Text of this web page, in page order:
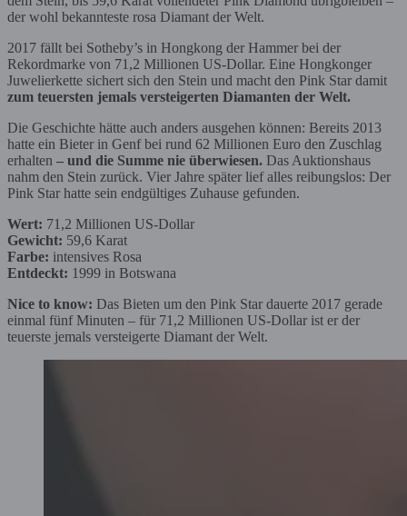
der wohl bekannteste rosa Diamant der Welt.
2017 fällt bei Sotheby’s in Hongkong der Hammer bei der
Rekordmarke von 71,2 Millionen US-Dollar. Eine Hongkonger
Juwelierkette sichert sich den Stein und macht den Pink Star damit
zum teuersten jemals versteigerten Diamanten der Welt.
Die Geschichte hätte auch anders ausgehen können: Bereits 2013
hatte ein Bieter in Genf bei rund 62 Millionen Euro den Zuschlag
erhalten – und die Summe nie überwiesen. Das Auktionshaus
nahm den Stein zurück. Vier Jahre später lief alles reibungslos: Der
Pink Star hatte sein endgültiges Zuhause gefunden.
Wert: 71,2 Millionen US-Dollar
Gewicht: 59,6 Karat
Farbe: intensives Rosa
Entdeckt: 1999 in Botswana
Nice to know: Das Bieten um den Pink Star dauerte 2017 gerade
einmal fünf Minuten – für 71,2 Millionen US-Dollar ist er der
teuerste jemals versteigerte Diamant der Welt.